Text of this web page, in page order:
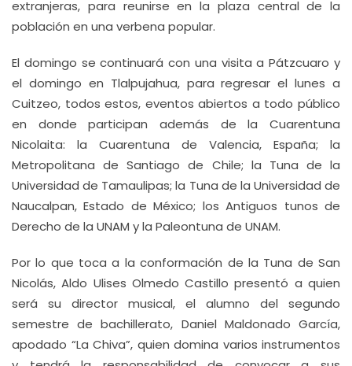
extranjeras, para reunirse en la plaza central de la
población en una verbena popular.
El domingo se continuará con una visita a Pátzcuaro y
el domingo en Tlalpujahua, para regresar el lunes a
Cuitzeo, todos estos, eventos abiertos a todo público
en donde participan además de la Cuarentuna
Nicolaita: la Cuarentuna de Valencia, España; la
Metropolitana de Santiago de Chile; la Tuna de la
Universidad de Tamaulipas; la Tuna de la Universidad de
Naucalpan, Estado de México; los Antiguos tunos de
Derecho de la UNAM y la Paleontuna de UNAM.
Por lo que toca a la conformación de la Tuna de San
Nicolás, Aldo Ulises Olmedo Castillo presentó a quien
será su director musical, el alumno del segundo
semestre de bachillerato, Daniel Maldonado García,
apodado “La Chiva”, quien domina varios instrumentos